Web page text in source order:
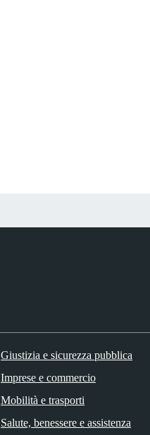
Giustizia e sicurezza pubblica
Imprese e commercio
Mobilità e trasporti
Salute, benessere e assistenza